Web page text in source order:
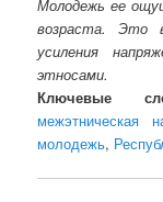
Молодежь ее
возраста. Это
усиления
этносами.
Ключевые
межэтническая
молодежь,